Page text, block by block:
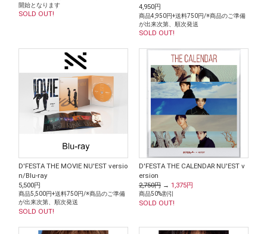
開始となります
SOLD OUT!
4,950円
商品4,950円+送料750円/※商品のご準備
が出来次第、順次発送
SOLD OUT!
D'FESTA THE MOVIE NU'EST versio
n/Blu-ray
5,500円
商品5,500円+送料750円/※商品のご準備
が出来次第、順次発送
SOLD OUT!
D'FESTA THE CALENDAR NU'EST v
ersion
2,750円→ 1,375円
商品50%割引
SOLD OUT!